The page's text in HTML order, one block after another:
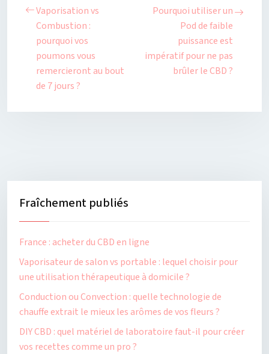
Vaporisation vs
Combustion :
pourquoi vos
poumons vous
remercieront au bout
de 7 jours ?
Pourquoi utiliser un
Pod de faible
puissance est
impératif pour ne pas
brûler le CBD ?
Fraîchement publiés
France : acheter du CBD en ligne
Vaporisateur de salon vs portable : lequel choisir pour
une utilisation thérapeutique à domicile ?
Conduction ou Convection : quelle technologie de
chauffe extrait le mieux les arômes de vos fleurs ?
DIY CBD : quel matériel de laboratoire faut-il pour créer
vos recettes comme un pro ?